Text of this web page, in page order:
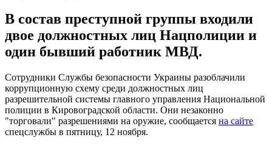
В состав преступной группы входили
двое должностных лиц Нацполиции и
один бывший работник МВД.
Сотрудники Службы безопасности Украины разоблачили
коррупционную схему среди должностных лиц
разрешительной системы главного управления Национальной
полиции в Кировоградской области. Они незаконно
"торговали" разрешениями на оружие, сообщается на сайте
спецслужбы в пятницу, 12 ноября.